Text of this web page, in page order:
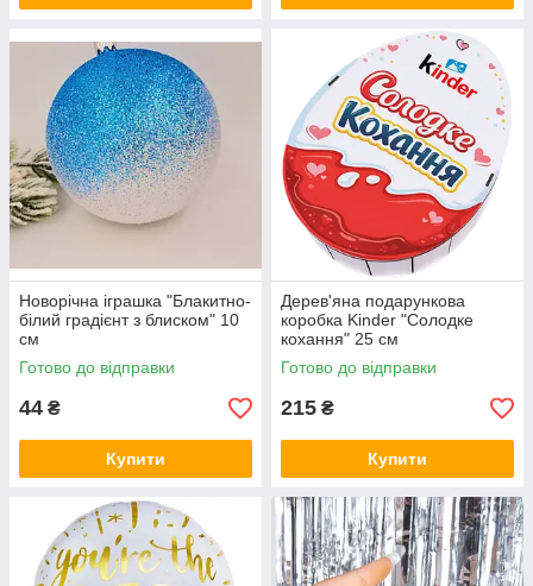
Новорічна іграшка "Блакитно-
білий градієнт з блиском" 10
см
Готово до відправки
44 ₴
Купити
Дерев'яна подарункова
коробка Kinder "Солодке
кохання" 25 см
Готово до відправки
215 ₴
Купити